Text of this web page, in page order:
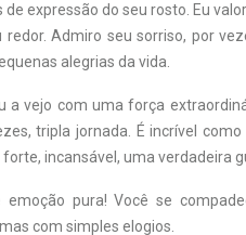
expressão do seu rosto. Eu
Admiro seu sorriso, por
alegrias da vida.
a vejo com uma força
tripla jornada. É incrível
incansável, uma verdadeira
pura! Você se
com simples elogios.